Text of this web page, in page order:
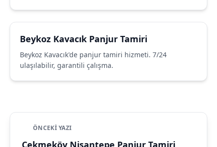
Beykoz Kavacık Panjur Tamiri
Beykoz Kavacık'de panjur tamiri hizmeti. 7/24
ulaşılabilir, garantili çalışma.
ÖNCEKI YAZI
Çekmeköy Nişantepe Panjur Tamiri